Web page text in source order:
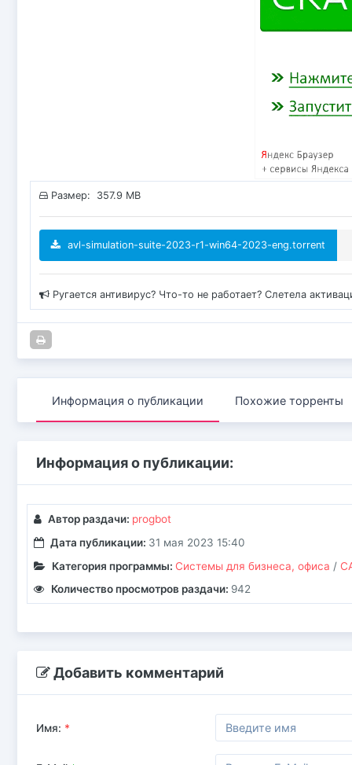
Размер: 357.9 MB
avl-simulation-suite-2023-r1-win64-2023-eng.torrent
Ругается антивирус? Что-то не работает? Слетела
Информация о публикации Похожие торренты
Информация о публикации:
Автор раздачи: progbot
Дата публикации: 31 мая 2023 15:40
Категория программы: Системы для бизнеса, офиса /
Количество просмотров раздачи: 942
Добавить комментарий
Имя: *